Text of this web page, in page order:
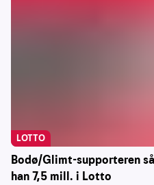
Bodø/Glimt-supporteren
han 7,5 mill. i Lotto
LOTTO